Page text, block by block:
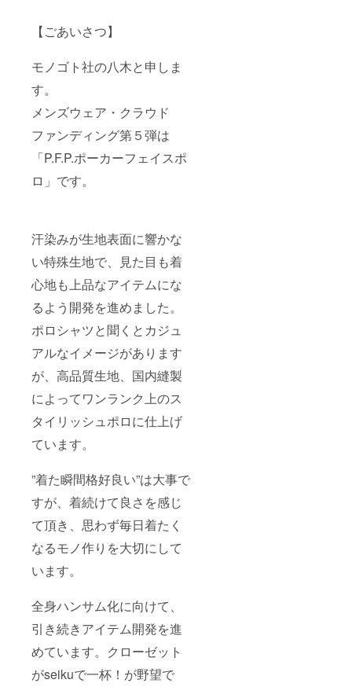
【ごあいさつ】
モノゴト社の八木と申しま
す。
メンズウェア・クラウド
ファンディング第５弾は
「P.F.P.ポーカーフェイスポ
ロ」です。
汗染みが生地表面に響かな
い特殊生地で、見た目も着
心地も上品なアイテムにな
るよう開発を進めました。
ポロシャツと聞くとカジュ
アルなイメージがあります
が、高品質生地、国内縫製
によってワンランク上のス
タイリッシュポロに仕上げ
ています。
”着た瞬間格好良い”は大事で
すが、着続けて良さを感じ
て頂き、思わず毎日着たく
なるモノ作りを大切にして
います。
全身ハンサム化に向けて、
引き続きアイテム開発を進
めています。クローゼット
がseikuで一杯！が野望で